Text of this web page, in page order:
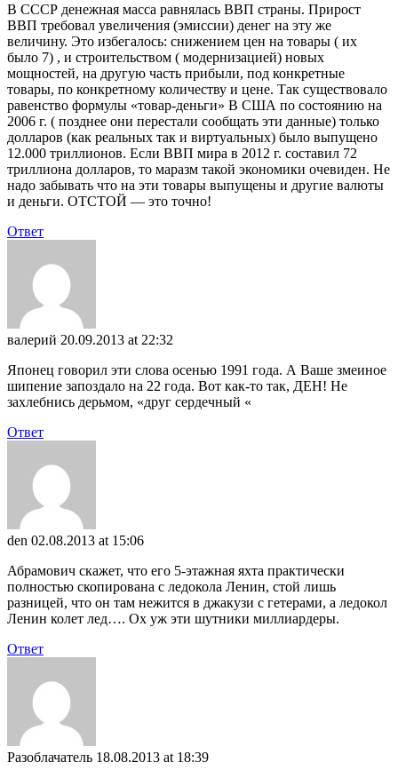
В СССР денежная масса равнялась ВВП страны. Прирост
ВВП требовал увеличения (эмиссии) денег на эту же
величину. Это избегалось: снижением цен на товары ( их
было 7) , и строительством ( модернизацией) новых
мощностей, на другую часть прибыли, под конкретные
товары, по конкретному количеству и цене. Так существовало
равенство формулы «товар-деньги» В США по состоянию на
2006 г. ( позднее они перестали сообщать эти данные) только
долларов (как реальных так и виртуальных) было выпущено
12.000 триллионов. Если ВВП мира в 2012 г. составил 72
триллиона долларов, то маразм такой экономики очевиден. Не
надо забывать что на эти товары выпущены и другие валюты
и деньги. ОТСТОЙ — это точно!
Ответ
валерий 20.09.2013 at 22:32
Японец говорил эти слова осенью 1991 года. А Ваше змеиное
шипение запоздало на 22 года. Вот как-то так, ДЕН! Не
захлебнись дерьмом, «друг сердечный «
Ответ
den 02.08.2013 at 15:06
Абрамович скажет, что его 5-этажная яхта практически
полностью скопирована с ледокола Ленин, стой лишь
разницей, что он там нежится в джакузи с гетерами, а ледокол
Ленин колет лед…. Ох уж эти шутники миллиардеры.
Ответ
Разоблачатель 18.08.2013 at 18:39